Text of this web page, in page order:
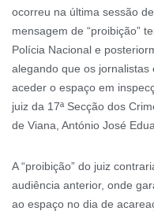
ocorreu na última sessão
mensagem de “proibição”
Polícia Nacional e
alegando que os
aceder o espaço em
juiz da 17ª Secção dos
de Viana, António José
A “proibição” do juiz
audiência anterior, onde
ao espaço no dia de